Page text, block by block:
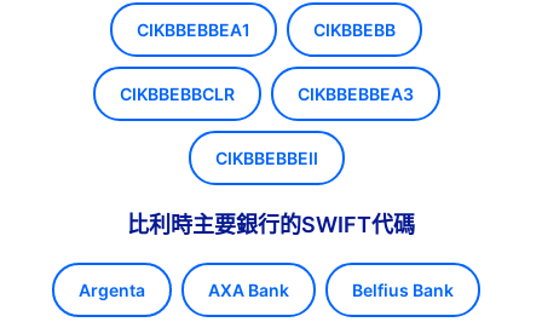
CIKBBEBBEA1 CIKBBEBB
CIKBBEBBCLR CIKBBEBBEA3
CIKBBEBBEII
比利時主要銀行的SWIFT代碼
Argenta AXA Bank Belfius Bank